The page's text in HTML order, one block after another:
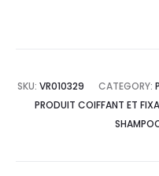
SKU: VR010329 CATEGORY:
PRODUIT COIFFANT ET